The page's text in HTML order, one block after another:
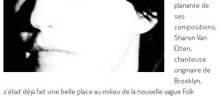
planante de
ses
compositions,
Sharon Van
Etten,
chanteuse
originaire de
Brooklyn,
s’était déjà fait une belle place au milieu de la nouvelle vague Folk